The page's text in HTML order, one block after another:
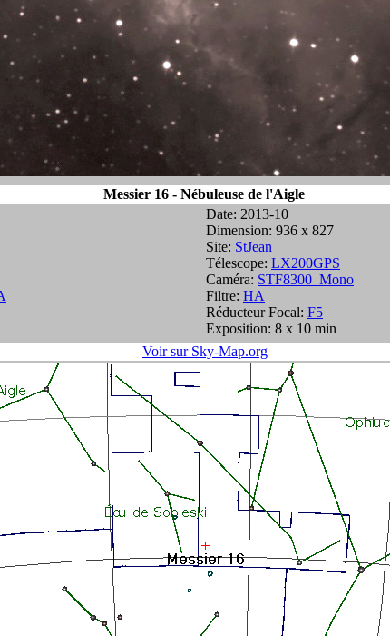
Messier 16 - Nébuleuse de l'Aigle
Date: 2013-10
Dimension: 936 x 827
Site: StJean
Télescope: LX200GPS
Caméra: STF8300_Mono
Filtre: HA
Réducteur Focal: F5
Exposition: 8 x 10 min
Voir sur Sky-Map.org